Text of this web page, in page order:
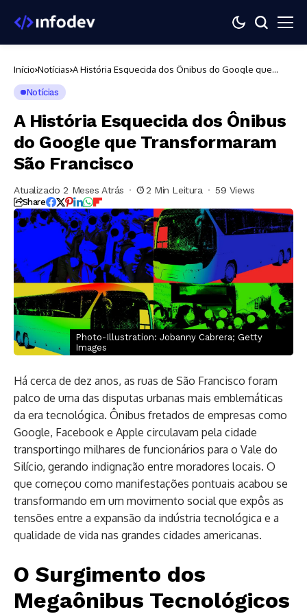
Início Notícias A História Esquecida dos Ônibus do Google que
Notícias
A História Esquecida dos Ônibus
do Google que Transformaram
São Francisco
Atualizado 2 Meses Atrás 2 Min Leitura 59 Views
Share
Photo-Illustration: Jobanny Cabrera; Getty
Images
Há cerca de dez anos, as ruas de São Francisco foram
palco de uma das disputas urbanas mais emblemáticas
da era tecnológica. Ônibus fretados de empresas como
Google, Facebook e Apple circulavam pela cidade
transportingo milhares de funcionários para o Vale do
Silício, gerando indignação entre moradores locais. O
que começou como manifestações pontuais acabou se
transformando em um movimento social que expôs as
tensões entre a expansão da indústria tecnológica e a
qualidade de vida nas grandes cidades americanas.
O Surgimento dos
Megaônibus Tecnológicos